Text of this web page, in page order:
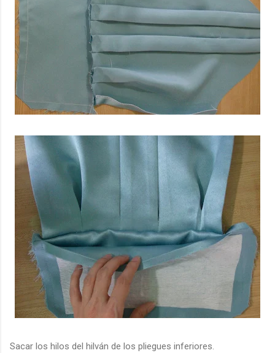
Sacar los hilos del hilván de los pliegues inferiores.